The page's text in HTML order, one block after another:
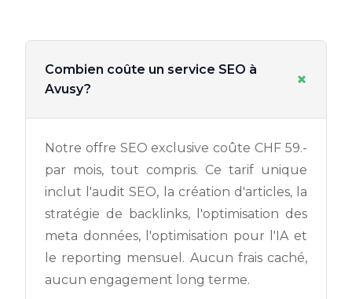
Combien coûte un service SEO à
Avusy?
+
Notre offre SEO exclusive coûte CHF 59.-
par mois, tout compris. Ce tarif unique
inclut l'audit SEO, la création d'articles, la
stratégie de backlinks, l'optimisation des
meta données, l'optimisation pour l'IA et
le reporting mensuel. Aucun frais caché,
aucun engagement long terme.